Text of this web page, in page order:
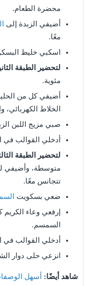
محضرة الطعام.
أضيفي الزبدة إلى
معًا.
اسكبي خليط
لتحضير الطبقة
مئوية.
أضيفي كل من
الخلاط
صبي مزيج اللبن
أدخلي القوالب
لتحضير الطبقة
متوسطة، وأضيفي
تتجانس معًا.
ضعي بسكويت
إرفعي وعاء
السمسم.
أدخلي القوالب في
انزعي حلى دوار
شاهد أيضًا:
أسهل